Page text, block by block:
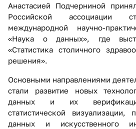
Анастасией Подчерниной
Российской ассоциации
международной научно-
«Наука о данных», где
«Статистика столичного
решения».
Основными направлениями
стали развитие новых
данных и их
статистической
данных и искусственного